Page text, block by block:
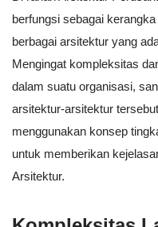
berfungsi sebagai
berbagai arsitektur yang
Mengingat kompleksitas
dalam suatu organisasi,
arsitektur-arsitektur
menggunakan konsep
untuk memberikan
Arsitektur.